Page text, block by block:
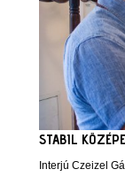
STABIL
Interjú Czeizel